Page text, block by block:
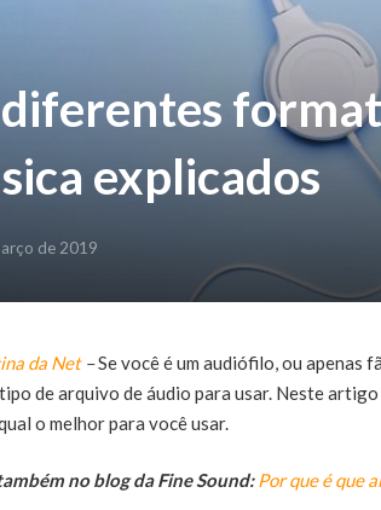
explicados
de 2019
da Net–Se você é um audiófilo, ou apenas
de arquivo de áudio para usar. Neste
o melhor para você usar.
no blog da Fine Sound: Por que é que